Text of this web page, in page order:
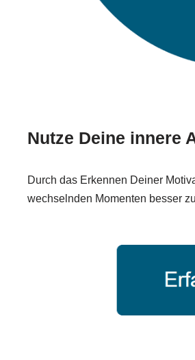
Nutze Deine innere
Durch das Erkennen Deiner
wechselnden Momenten besser